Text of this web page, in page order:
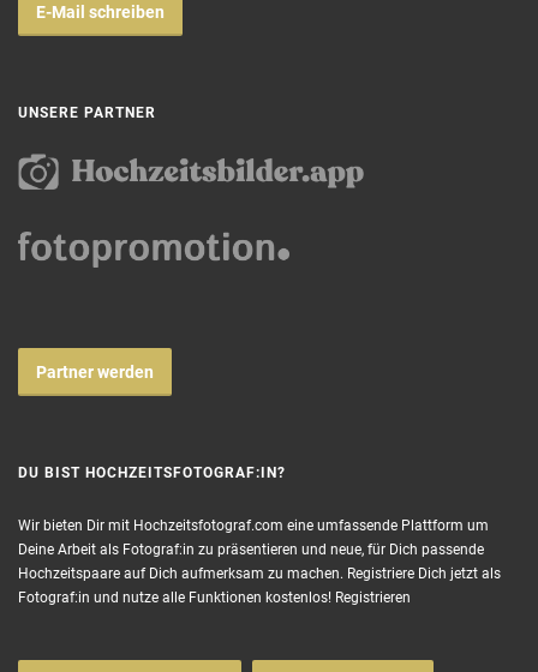
E-Mail schreiben
UNSERE PARTNER
Partner werden
DU BIST HOCHZEITSFOTOGRAF:IN?
Wir bieten Dir mit Hochzeitsfotograf.com eine umfassende Plattform um
Deine Arbeit als Fotograf:in zu präsentieren und neue, für Dich passende
Hochzeitspaare auf Dich aufmerksam zu machen. Registriere Dich jetzt als
Fotograf:in und nutze alle Funktionen kostenlos! Registrieren